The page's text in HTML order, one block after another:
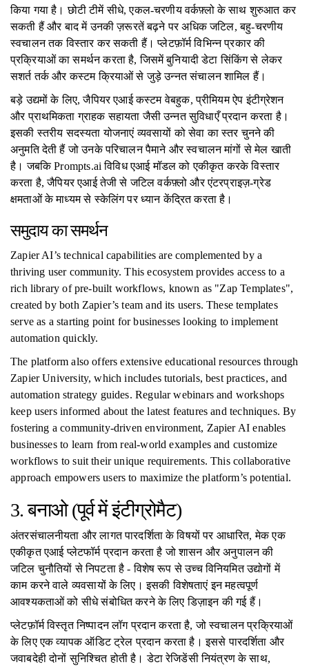
किया गया है। छोटी टीमें सीधे, एकल-चरणीय वर्कफ़्लो के साथ शुरुआत कर
सकती हैं और बाद में उनकी ज़रूरतें बढ़ने पर अधिक जटिल, बहु-चरणीय
स्वचालन तक विस्तार कर सकती हैं। प्लेटफ़ॉर्म विभिन्न प्रकार की
प्रक्रियाओं का समर्थन करता है, जिसमें बुनियादी डेटा सिंकिंग से लेकर
सशर्त तर्क और कस्टम क्रियाओं से जुड़े उन्नत संचालन शामिल हैं।
बड़े उद्यमों के लिए, जैपियर एआई कस्टम वेबहुक, प्रीमियम ऐप इंटीग्रेशन
और प्राथमिकता ग्राहक सहायता जैसी उन्नत सुविधाएँ प्रदान करता है।
इसकी स्तरीय सदस्यता योजनाएं व्यवसायों को सेवा का स्तर चुनने की
अनुमति देती हैं जो उनके परिचालन पैमाने और स्वचालन मांगों से मेल खाती
है। जबकि Prompts.ai विविध एआई मॉडल को एकीकृत करके विस्तार
करता है, जैपियर एआई तेजी से जटिल वर्कफ़्लो और एंटरप्राइज़-ग्रेड
क्षमताओं के माध्यम से स्केलिंग पर ध्यान केंद्रित करता है।
समुदाय का समर्थन
Zapier AI’s technical capabilities are complemented by a
thriving user community. This ecosystem provides access to a
rich library of pre-built workflows, known as "Zap Templates",
created by both Zapier’s team and its users. These templates
serve as a starting point for businesses looking to implement
automation quickly.
The platform also offers extensive educational resources through
Zapier University, which includes tutorials, best practices, and
automation strategy guides. Regular webinars and workshops
keep users informed about the latest features and techniques. By
fostering a community-driven environment, Zapier AI enables
businesses to learn from real-world examples and customize
workflows to suit their unique requirements. This collaborative
approach empowers users to maximize the platform’s potential.
3. बनाओ (पूर्व में इंटीग्रोमैट)
अंतरसंचालनीयता और लागत पारदर्शिता के विषयों पर आधारित, मेक एक
एकीकृत एआई प्लेटफॉर्म प्रदान करता है जो शासन और अनुपालन की
जटिल चुनौतियों से निपटता है - विशेष रूप से उच्च विनियमित उद्योगों में
काम करने वाले व्यवसायों के लिए। इसकी विशेषताएं इन महत्वपूर्ण
आवश्यकताओं को सीधे संबोधित करने के लिए डिज़ाइन की गई हैं।
प्लेटफ़ॉर्म विस्तृत निष्पादन लॉग प्रदान करता है, जो स्वचालन प्रक्रियाओं
के लिए एक व्यापक ऑडिट ट्रेल प्रदान करता है। इससे पारदर्शिता और
जवाबदेही दोनों सुनिश्चित होती है। डेटा रेजिडेंसी नियंत्रण के साथ,